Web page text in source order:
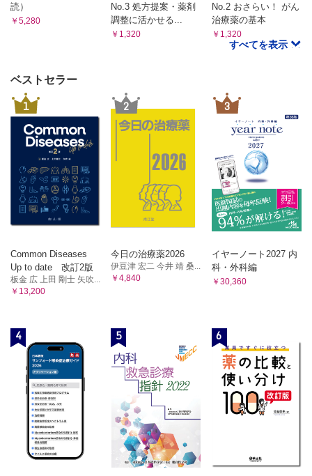
読）
￥5,280
No.3 処方提案・薬剤
調整に活かせる...
￥1,320
No.2 おさらい！ がん
治療薬の基本
￥1,320
すべてを表示
ベストセラー
1
Common Diseases
Up to date 改訂2版
板金 広 上田 剛士 矢吹...
￥13,200
2
今日の治療薬2026
伊豆津 宏二 今井 靖 桑...
￥4,840
3
イヤーノート2027 内
科・外科編
￥30,360
4 5 6